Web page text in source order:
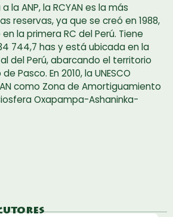
la ANP, la RCYAN es la más
reservas, ya que se creó en 1988,
la primera RC del Perú. Tiene
744,7 has y está ubicada en la
del Perú, abarcando el territorio
Pasco. En 2010, la UNESCO
como Zona de Amortiguamiento
Oxapampa-Ashaninka-